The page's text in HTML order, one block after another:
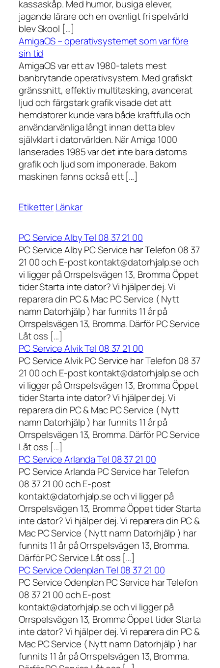
kassaskåp. Med humor, busiga elever,
jagande lärare och en ovanligt fri spelvärld
blev Skool […]
AmigaOS – operativsystemet som var före
sin tid
AmigaOS var ett av 1980-talets mest
banbrytande operativsystem. Med grafiskt
gränssnitt, effektiv multitasking, avancerat
ljud och färgstark grafik visade det att
hemdatorer kunde vara både kraftfulla och
användarvänliga långt innan detta blev
självklart i datorvärlden. När Amiga 1000
lanserades 1985 var det inte bara datorns
grafik och ljud som imponerade. Bakom
maskinen fanns också ett […]
EtiketterLänkar
PC Service Alby Tel 08 37 21 00
PC Service Alby PC Service har Telefon 08 37
21 00 och E-post kontakt@datorhjalp.se och
vi ligger på Orrspelsvägen 13, Bromma Öppet
tider Starta inte dator? Vi hjälper dej. Vi
reparera din PC & Mac PC Service ( Nytt
namn Datorhjälp ) har funnits 11 år på
Orrspelsvägen 13, Bromma. Därför PC Service
Låt oss […]
PC Service Alvik Tel 08 37 21 00
PC Service Alvik PC Service har Telefon 08 37
21 00 och E-post kontakt@datorhjalp.se och
vi ligger på Orrspelsvägen 13, Bromma Öppet
tider Starta inte dator? Vi hjälper dej. Vi
reparera din PC & Mac PC Service ( Nytt
namn Datorhjälp ) har funnits 11 år på
Orrspelsvägen 13, Bromma. Därför PC Service
Låt oss […]
PC Service Arlanda Tel 08 37 21 00
PC Service Arlanda PC Service har Telefon
08 37 21 00 och E-post
kontakt@datorhjalp.se och vi ligger på
Orrspelsvägen 13, Bromma Öppet tider Starta
inte dator? Vi hjälper dej. Vi reparera din PC &
Mac PC Service ( Nytt namn Datorhjälp ) har
funnits 11 år på Orrspelsvägen 13, Bromma.
Därför PC Service Låt oss […]
PC Service Odenplan Tel 08 37 21 00
PC Service Odenplan PC Service har Telefon
08 37 21 00 och E-post
kontakt@datorhjalp.se och vi ligger på
Orrspelsvägen 13, Bromma Öppet tider Starta
inte dator? Vi hjälper dej. Vi reparera din PC &
Mac PC Service ( Nytt namn Datorhjälp ) har
funnits 11 år på Orrspelsvägen 13, Bromma.